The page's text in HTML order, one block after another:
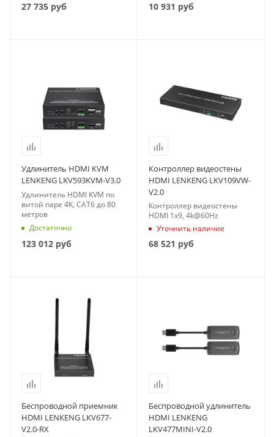
27 735 руб 10 931 руб
Удлинитель HDMI KVM
LENKENG LKV593KVM-V3.0
Удлинитель HDMI KVM по
витой паре 4K, CAT6 до 80
метров
Достаточно
123 012 руб
Контроллер видеостены
HDMI LENKENG LKV109VW-
V2.0
Контроллер видеостены
HDMI 1x9, 4k@60Hz
Уточнить наличие
68 521 руб
Беспроводной приемник
HDMI LENKENG LKV677-
V2.0-RX
Беспроводной удлинитель
HDMI LENKENG
LKV477MINI-V2.0